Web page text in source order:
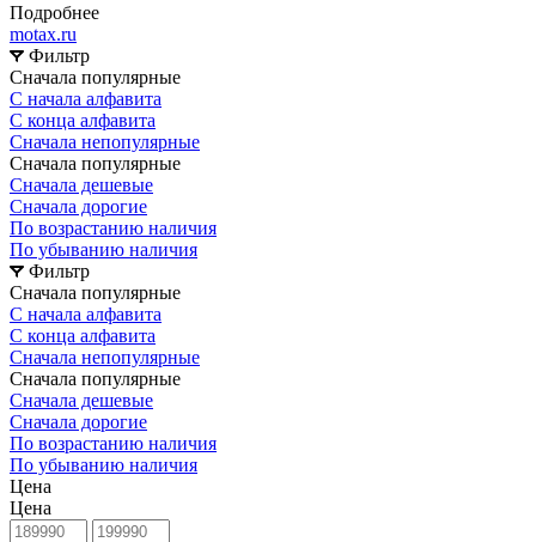
Подробнее
motax.ru
Фильтр
Сначала популярные
С начала алфавита
С конца алфавита
Сначала непопулярные
Сначала популярные
Сначала дешевые
Сначала дорогие
По возрастанию наличия
По убыванию наличия
Фильтр
Сначала популярные
С начала алфавита
С конца алфавита
Сначала непопулярные
Сначала популярные
Сначала дешевые
Сначала дорогие
По возрастанию наличия
По убыванию наличия
Цена
Цена